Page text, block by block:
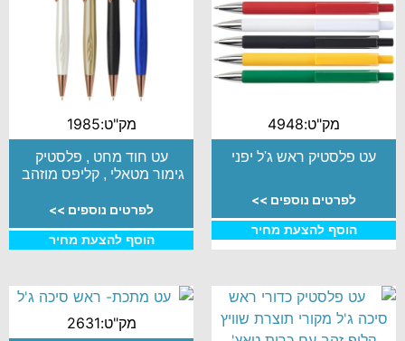
מק"ט:4948
עט פלסטיק ראש ג'ל יפני
לפרטים נוספים >>
הוסף להצעת מחיר
מק"ט:1985
עט חוד מחט , פלסטיק
גימור מטאלי , קליפס מוזהב
לפרטים נוספים >>
הוסף להצעת מחיר
מק"ט:2631